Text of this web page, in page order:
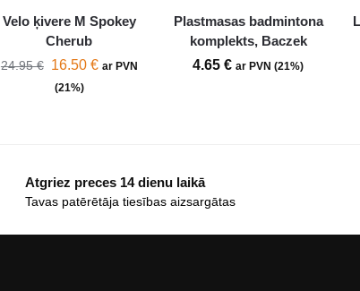
Velo ķivere M Spokey
Cherub
24.95€ 16.50 € ar PVN
(21%)
Plastmasas badmintona
komplekts, Baczek
4.65€ ar PVN (21%)
Atgriez preces 14 dienu laikā
Tavas patērētāja tiesības aizsargātas